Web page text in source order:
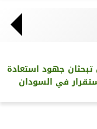
جهود استعادة
في السودان